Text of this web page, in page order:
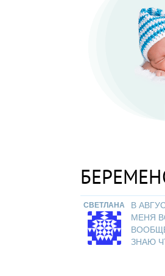
СВЕТЛАНА
В
МЕНЯ
ЗНАЮ